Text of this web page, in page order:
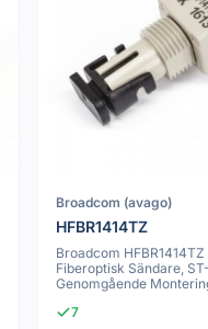
Broadcom (avago)
HFBR1414TZ
Broadcom
Fiberoptisk Sändare,
Genomgående
7